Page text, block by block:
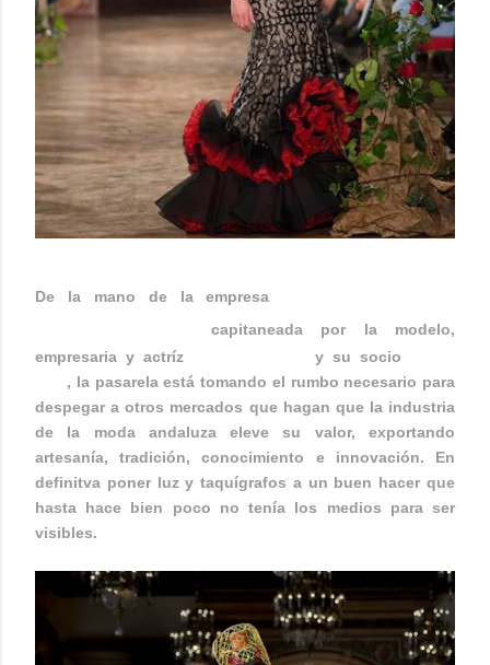
De la mano de la empresa
capitaneada por la modelo,
empresaria y actríz
y su socio
, la pasarela está tomando el rumbo necesario para
despegar a otros mercados que hagan que la industria
de la moda andaluza eleve su valor, exportando
artesanía, tradición, conocimiento e innovación. En
definitva poner luz y taquígrafos a un buen hacer que
hasta hace bien poco no tenía los medios para ser
visibles.